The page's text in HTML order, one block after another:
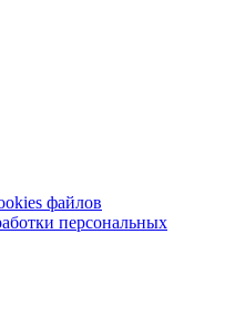
файлов
персональных